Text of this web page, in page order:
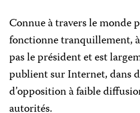
Connue à travers le monde
fonctionne tranquillement,
pas le président et est
publient sur Internet, dans
d’opposition à faible
autorités.